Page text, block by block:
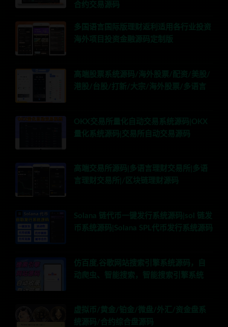
合约交易源码
多国语言国际版理财返利适用各行业投资
海外项目投资金融源码定制版
高端股票系统源码/海外股票/配资/美股/
港股/台股/打新/大宗/海外股票/多语言
OKX交易所量化自动交易系统源码|OKX
量化系统源码|交易所自动交易源码
高端交易所源码|多语言理财交易所|多语
言理财交易所|/区块链理财源码
Solana 链代币一键发行系统源码|sol 链发
币系统源码|Solana SPL代币发行系统源码
仿百度,谷歌网站搜索引擎系统源码，自
动爬虫、智能搜索，智能搜索引擎系统
虚拟币/黄金/铂金/微盘/外汇/资金盘系
统源码/合约综合盘源码